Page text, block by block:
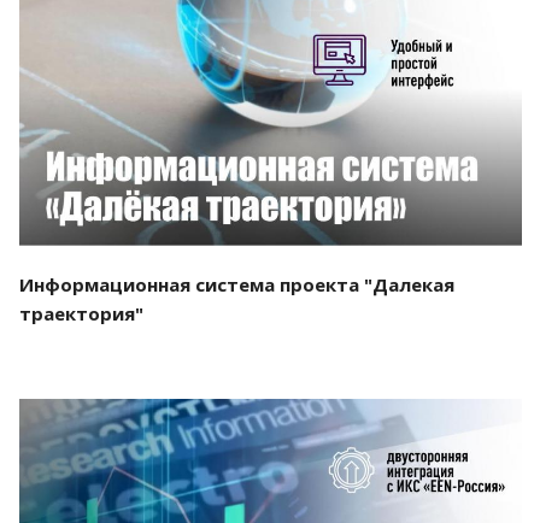
Смотреть проект
Информационная система проекта "Далекая
траектория"